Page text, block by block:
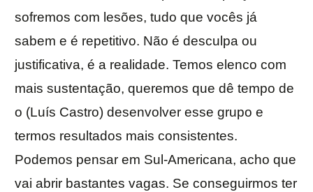
sofremos com lesões, tudo que vocês já
sabem e é repetitivo. Não é desculpa ou
justificativa, é a realidade. Temos elenco com
mais sustentação, queremos que dê tempo de
o (Luís Castro) desenvolver esse grupo e
termos resultados mais consistentes.
Podemos pensar em Sul-Americana, acho que
vai abrir bastantes vagas. Se conseguirmos ter